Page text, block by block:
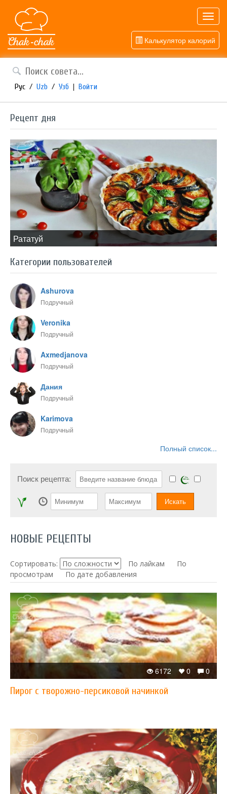
Калькулятор калорий
Рус / Uzb / Узб | Войти
Рецепт дня
​Рататуй
Категории пользователей
Ashurova
Подручный
Veronika
Подручный
Axmedjanova
Подручный
Дания
Подручный
Karimova
Подручный
Полный список...
Поиск рецепта:
НОВЫЕ РЕЦЕПТЫ
Сортировать: По лайкам
По
просмотрам
По дате добавления
0
0
6172
Пирог с творожно-персиковой начинкой